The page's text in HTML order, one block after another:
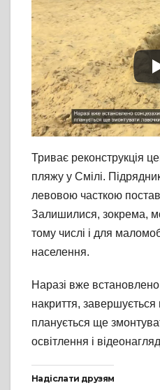
Триває реконструкція
пляжу у Смілі.
левовою часткою
Залишилися, зокрема,
тому числі і для
населення.
Наразі вже встановлено
накриття,
планується ще
освітлення і
Надіслати друзям